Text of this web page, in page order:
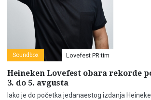
Soundbox Lovefest PR tim
Heineken Lovefest obara rekorde
3. do 5. avgusta
Iako je do početka jedanaestog izdanja